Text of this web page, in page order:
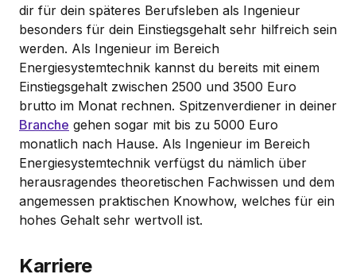
dir für dein späteres Berufsleben als Ingenieur
besonders für dein Einstiegsgehalt sehr hilfreich sein
werden. Als Ingenieur im Bereich
Energiesystemtechnik kannst du bereits mit einem
Einstiegsgehalt zwischen 2500 und 3500 Euro
brutto im Monat rechnen. Spitzenverdiener in deiner
Branche gehen sogar mit bis zu 5000 Euro
monatlich nach Hause. Als Ingenieur im Bereich
Energiesystemtechnik verfügst du nämlich über
herausragendes theoretischen Fachwissen und dem
angemessen praktischen Knowhow, welches für ein
hohes Gehalt sehr wertvoll ist.
Karriere